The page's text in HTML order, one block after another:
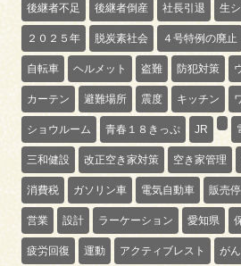
後継者不足 後継者倒産 社長引退 生
２０２５年 脱炭素社会 ４号特例の廃止
自転車 ヘルメット 盗難 防犯対策
カーテン 避難場所 震度 キッチン
ショウルーム 青春１８きっぷ JR
三和健設 改正空き家対策 空き家管理
消費税 ガソリン車 電気自動車 販売
営業 設計 ラーケーション 愛知県
疲労回復 運動 アクティブレスト がん